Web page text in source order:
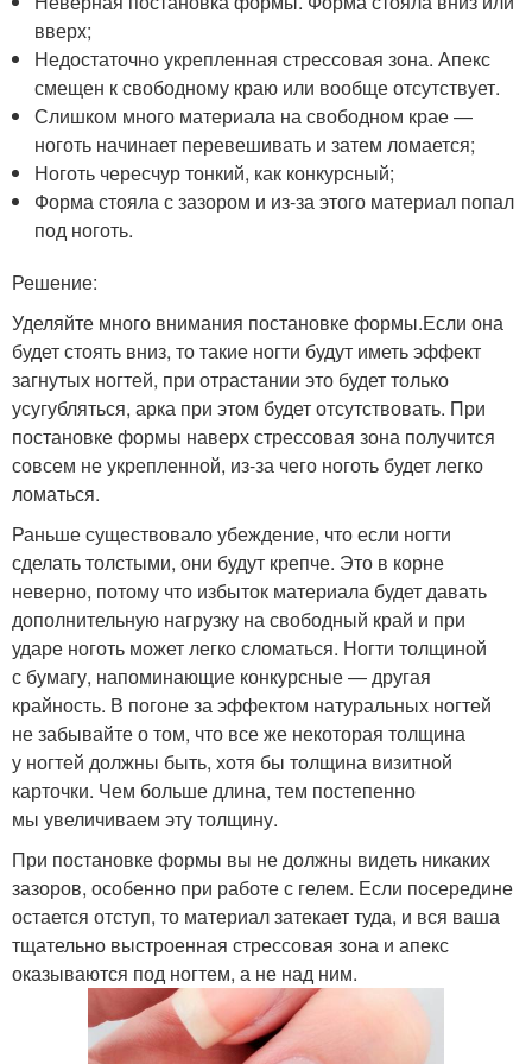
вверх;
Недостаточно укрепленная стрессовая зона. Апекс
смещен к свободному краю или вообще отсутствует.
Слишком много материала на свободном крае —
ноготь начинает перевешивать и затем ломается;
Ноготь чересчур тонкий, как конкурсный;
Форма стояла с зазором и из-за этого материал попал
под ноготь.
Решение:
Уделяйте много внимания постановке формы.Если она
будет стоять вниз, то такие ногти будут иметь эффект
загнутых ногтей, при отрастании это будет только
усугубляться, арка при этом будет отсутствовать. При
постановке формы наверх стрессовая зона получится
совсем не укрепленной, из-за чего ноготь будет легко
ломаться.
Раньше существовало убеждение, что если ногти
сделать толстыми, они будут крепче. Это в корне
неверно, потому что избыток материала будет давать
дополнительную нагрузку на свободный край и при
ударе ноготь может легко сломаться. Ногти толщиной
с бумагу, напоминающие конкурсные — другая
крайность. В погоне за эффектом натуральных ногтей
не забывайте о том, что все же некоторая толщина
у ногтей должны быть, хотя бы толщина визитной
карточки. Чем больше длина, тем постепенно
мы увеличиваем эту толщину.
При постановке формы вы не должны видеть никаких
зазоров, особенно при работе с гелем. Если посередине
остается отступ, то материал затекает туда, и вся ваша
тщательно выстроенная стрессовая зона и апекс
оказываются под ногтем, а не над ним.